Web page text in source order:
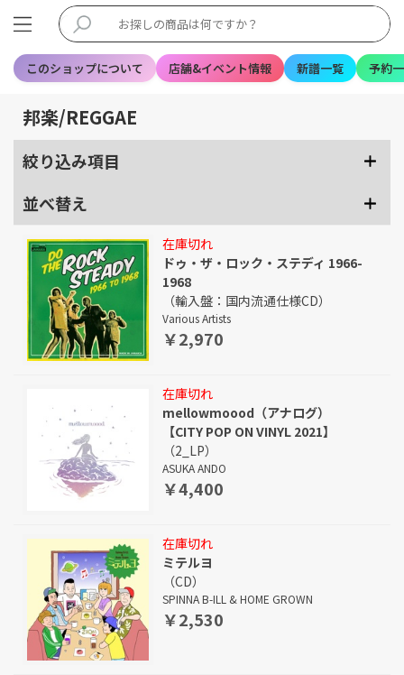
このショップについて 店舗&イベント情報 新譜一覧 予約
邦楽/REGGAE
絞り込み項目
並べ替え
在庫切れ
ドゥ・ザ・ロック・ステディ 1966-
1968
（輸入盤：国内流通仕様CD）
Various Artists
￥2,970
在庫切れ
mellowmoood（アナログ）
【CITY POP ON VINYL 2021】
（2_LP）
ASUKA ANDO
￥4,400
在庫切れ
ミテルヨ
（CD）
SPINNA B-ILL & HOME GROWN
￥2,530